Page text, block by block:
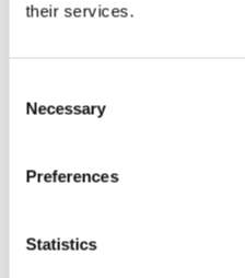
their services.
Selection
Necessary
Preferences
Statistics